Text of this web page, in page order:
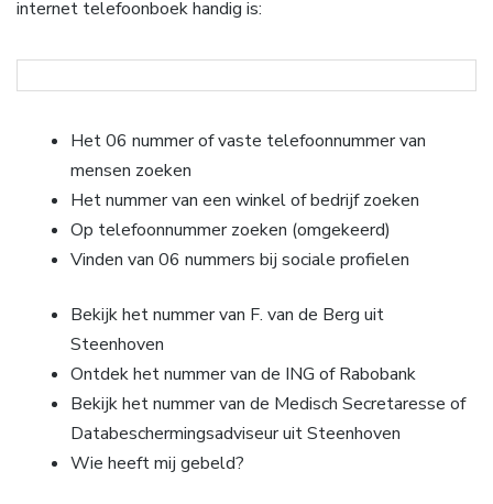
internet telefoonboek handig is:
Het 06 nummer of vaste telefoonnummer van
mensen zoeken
Het nummer van een winkel of bedrijf zoeken
Op telefoonnummer zoeken (omgekeerd)
Vinden van 06 nummers bij sociale profielen
Bekijk het nummer van F. van de Berg uit
Steenhoven
Ontdek het nummer van de ING of Rabobank
Bekijk het nummer van de Medisch Secretaresse of
Databeschermingsadviseur uit Steenhoven
Wie heeft mij gebeld?